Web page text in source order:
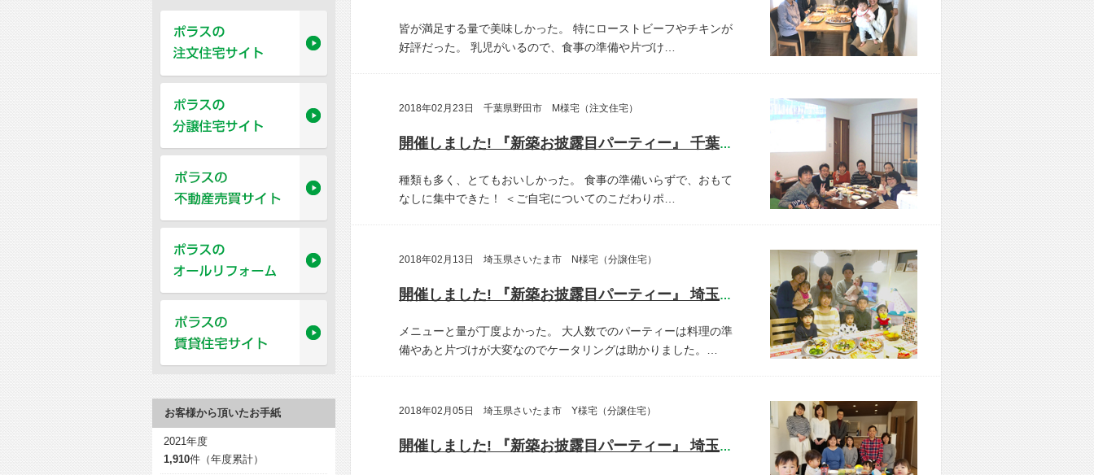
皆が満足する量で美味しかった。
特にローストビーフやチキンが
好評だった。
乳児がいるので、食事の準備や片づけ…
2018年02月23日 千葉県野田市 M様宅（注文住宅）
開催しました! 『新築お披露目パーティー』 千葉県野田市 M様宅
種類も多く、とてもおいしかった。
食事の準備いらずで、おもて
なしに集中できた！
＜ご自宅についてのこだわりポ…
2018年02月13日 埼玉県さいたま市 N様宅（分譲住宅）
開催しました! 『新築お披露目パーティー』 埼玉県さいたま市 N様宅
メニューと量が丁度よかった。
大人数でのパーティーは料理の準
備やあと片づけが大変なのでケータリングは助かりました。…
2018年02月05日 埼玉県さいたま市 Y様宅（分譲住宅）
開催しました! 『新築お披露目パーティー』 埼玉県さいたま市 Y様宅
お客様から頂いたお手紙
2021年度
1,910件（年度累計）